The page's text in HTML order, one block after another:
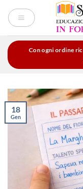
Con ogni ordine
18
Gen